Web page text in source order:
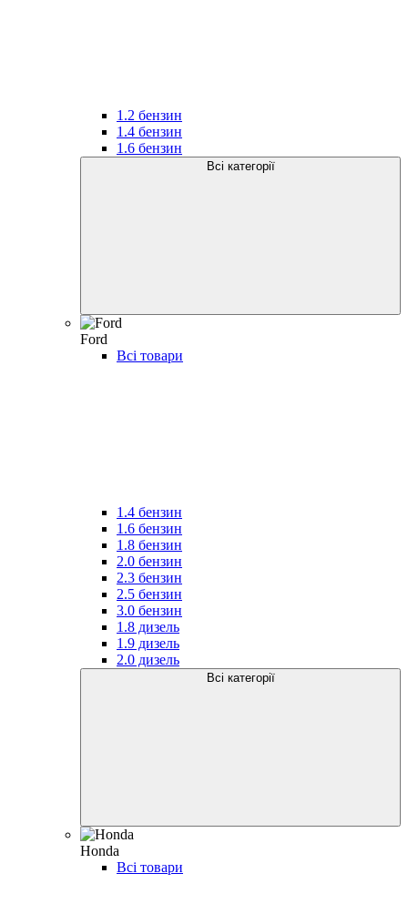
1.2 бензин
1.4 бензин
1.6 бензин
Всі категорії
Ford
Всі товари
1.4 бензин
1.6 бензин
1.8 бензин
2.0 бензин
2.3 бензин
2.5 бензин
3.0 бензин
1.8 дизель
1.9 дизель
2.0 дизель
Всі категорії
Honda
Всі товари